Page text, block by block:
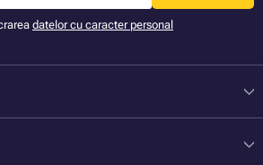
datelor cu caracter personal